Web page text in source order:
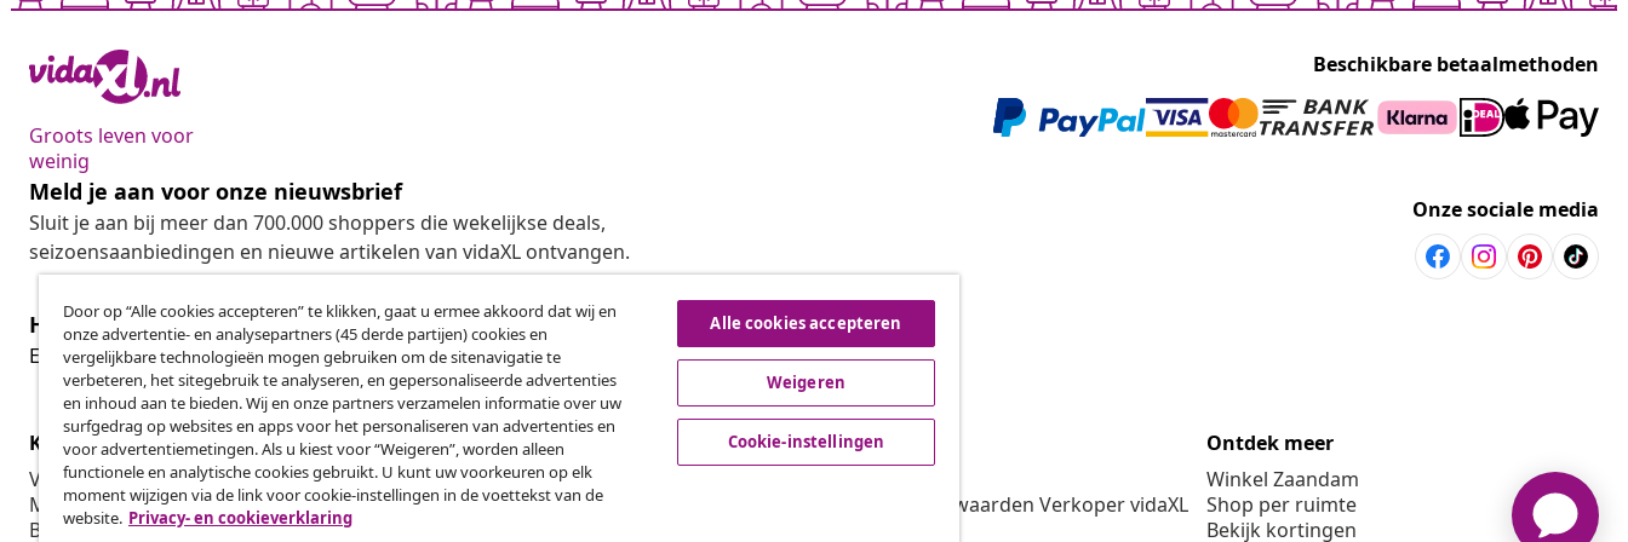
Groots leven voor
weinig
Beschikbare betaalmethoden
Meld je aan voor onze nieuwsbrief
Sluit je aan bij meer dan 700.000 shoppers die wekelijkse deals,
seizoensaanbiedingen en nieuwe artikelen van vidaXL ontvangen.
Onze sociale media
Herroeping van de overeenkomst
Een annulering voor je bestelling indienen
Herroeping van de overeenkomst
Klantenservice
Volg je bestelling
Mijn account
Betalen
Zakelijk
Affiliateprogramma
Produceren voor vidaXL
vidaXL
Algemene voorwaarden Verkoper vidaXL
Ontdek meer
Winkel Zaandam
Shop per ruimte
Bekijk kortingen
Door op “Alle cookies accepteren” te klikken, gaat u ermee akkoord dat wij en
onze advertentie- en analysepartners (45 derde partijen) cookies en
vergelijkbare technologieën mogen gebruiken om de sitenavigatie te
verbeteren, het sitegebruik te analyseren, en gepersonaliseerde advertenties
en inhoud aan te bieden. Wij en onze partners verzamelen informatie over uw
surfgedrag op websites en apps voor het personaliseren van advertenties en
voor advertentiemetingen. Als u kiest voor “Weigeren”, worden alleen
functionele en analytische cookies gebruikt. U kunt uw voorkeuren op elk
moment wijzigen via de link voor cookie-instellingen in de voettekst van de
website. Privacy- en cookieverklaring
Alle cookies accepteren
Weigeren
Cookie-instellingen